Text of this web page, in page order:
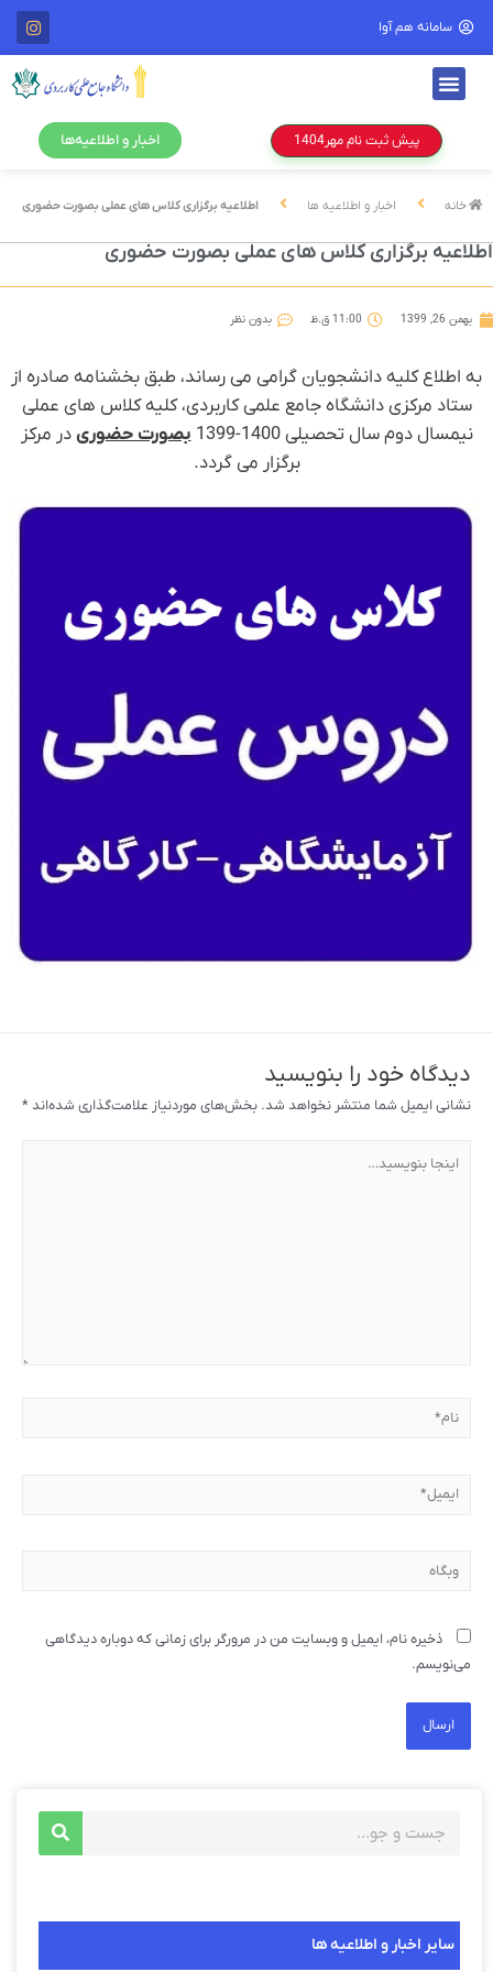
سامانه هم آوا
پیش ثبت نام مهر1404 اخبار و اطلاعیه‌ها
خانه اخبار و اطلاعیه ها اطلاعیه برگزاری کلاس های عملی بصورت حضوری
برگزاری کلاس های عملی بصورت حضوری
بهمن 26, 1399 11:00 ق.ظ بدون نظر
به اطلاع کلیه دانشجویان گرامی می رساند، طبق بخشنامه صادره از
ستاد مرکزی دانشگاه جامع علمی کاربردی، کلیه کلاس های عملی
نیمسال دوم سال تحصیلی 1400-1399
بصورت حضوریدر مرکز
برگزار می گردد.
دیدگاه‌ خود را بنویسید
نشانی ایمیل شما منتشر نخواهد شد. بخش‌های موردنیاز علامت‌گذاری شده‌اند*
ذخیره نام، ایمیل و وبسایت من در مرورگر برای زمانی که دوباره دیدگاهی
می‌نویسم.
سایر اخبار و اطلاعیه ها